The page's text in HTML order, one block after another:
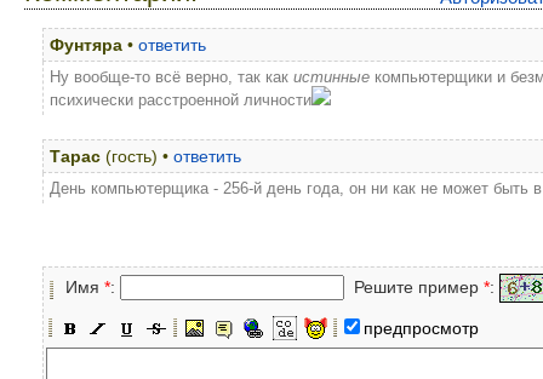
Фунтяра • ответить
Ну вообще-то всё верно, так как истинные компьютерщики и
психически расстроенной личности
Тарас (гость) • ответить
День компьютерщика - 256-й день года, он ни как не может быть
Имя *: Решите пример *:
предпросмотр